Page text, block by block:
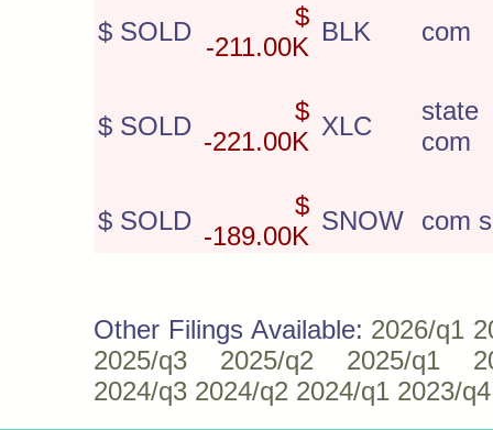
$ SOLD
$
-211.00K
BLK com
$ SOLD
$
-221.00K
XLC
state
com
$ SOLD
$
-189.00K
SNOW com
Other Filings Available: 2026/q1
2025/q3
2025/q2 2025/q1
2024/q3 2024/q2 2024/q1 2023/q4